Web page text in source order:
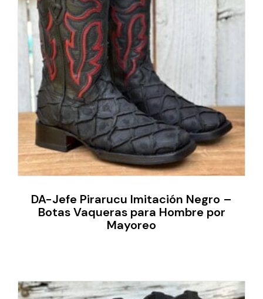
DA-Jefe Pirarucu Imitación Negro –
Botas Vaqueras para Hombre por
Mayoreo